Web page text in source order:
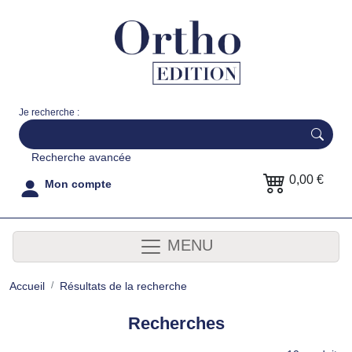
Je recherche :
Recherche avancée
Mon compte 0,00 €
MENU
Accueil Résultats de la recherche
Recherches